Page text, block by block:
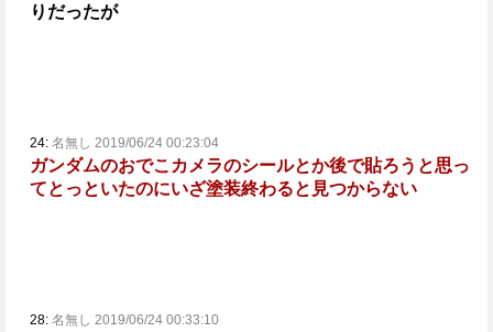
りだったが
24: 名無し 2019/06/24 00:23:04
ガンダムのおでこカメラのシールとか後で貼ろうと思っ
てとっといたのにいざ塗装終わると見つからない
28: 名無し 2019/06/24 00:33:10